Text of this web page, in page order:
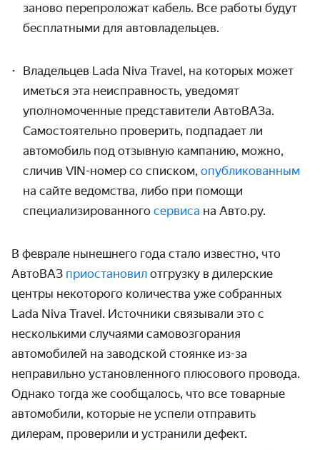
заново перепроложат кабель. Все работы будут
бесплатными для автовладельцев.
Владельцев Lada Niva Travel, на которых может
иметься эта неисправность, уведомят
уполномоченные представители АвтоВАЗа.
Самостоятельно проверить, подпадает ли
автомобиль под отзывную кампанию, можно,
сличив VIN-номер со списком, опубликованным
на сайте ведомства, либо при помощи
специализированного сервиса на Авто.ру.
В феврале нынешнего года стало известно, что
АвтоВАЗ приостановил отгрузку в дилерские
центры некоторого количества уже собранных
Lada Niva Travel. Источники связывали это с
несколькими случаями самовозгорания
автомобилей на заводской стоянке из-за
неправильно установленного плюсового провода.
Однако тогда же сообщалось, что все товарные
автомобили, которые не успели отправить
дилерам, проверили и устранили дефект.